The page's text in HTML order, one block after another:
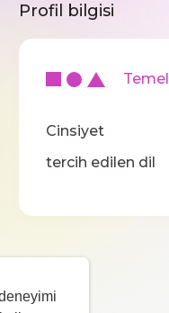
Profil bilgisi
Temel
Cinsiyet
tercih edilen dil